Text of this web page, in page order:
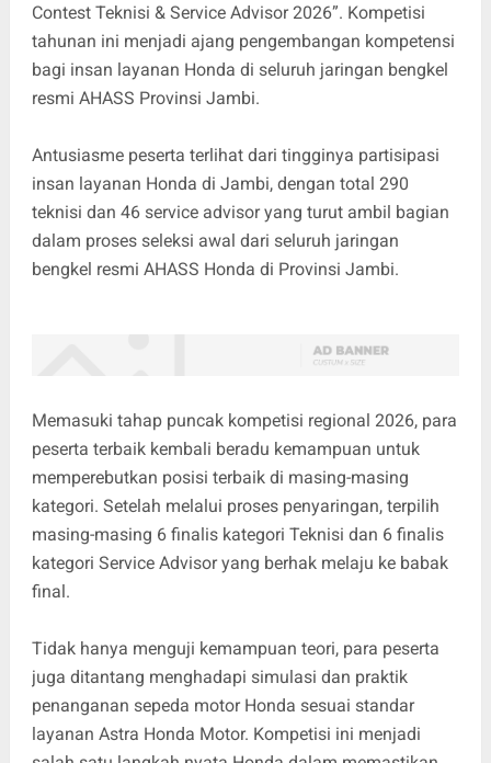
Contest Teknisi & Service Advisor 2026”. Kompetisi
tahunan ini menjadi ajang pengembangan kompetensi
bagi insan layanan Honda di seluruh jaringan bengkel
resmi AHASS Provinsi Jambi.
Antusiasme peserta terlihat dari tingginya partisipasi
insan layanan Honda di Jambi, dengan total 290
teknisi dan 46 service advisor yang turut ambil bagian
dalam proses seleksi awal dari seluruh jaringan
bengkel resmi AHASS Honda di Provinsi Jambi.
Memasuki tahap puncak kompetisi regional 2026, para
peserta terbaik kembali beradu kemampuan untuk
memperebutkan posisi terbaik di masing-masing
kategori. Setelah melalui proses penyaringan, terpilih
masing-masing 6 finalis kategori Teknisi dan 6 finalis
kategori Service Advisor yang berhak melaju ke babak
final.
Tidak hanya menguji kemampuan teori, para peserta
juga ditantang menghadapi simulasi dan praktik
penanganan sepeda motor Honda sesuai standar
layanan Astra Honda Motor. Kompetisi ini menjadi